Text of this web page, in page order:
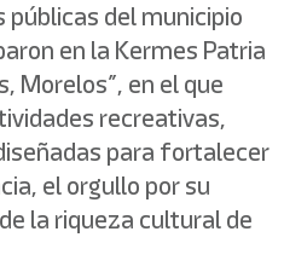
públicas del municipio
en la Kermes Patria
Morelos”, en el que
recreativas,
para fortalecer
el orgullo por su
la riqueza cultural de